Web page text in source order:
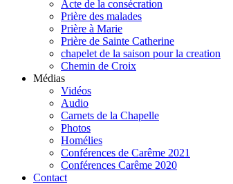
Acte de la consécration
Prière des malades
Prière à Marie
Prière de Sainte Catherine
chapelet de la saison pour la creation
Chemin de Croix
Médias
Vidéos
Audio
Carnets de la Chapelle
Photos
Homélies
Conférences de Carême 2021
Conférences Carême 2020
Contact